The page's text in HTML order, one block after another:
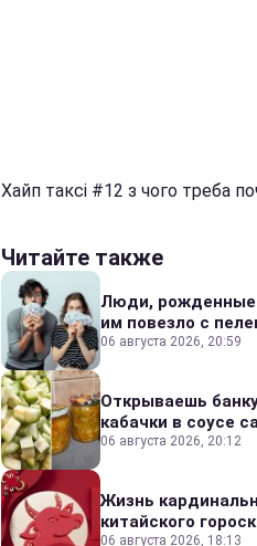
Хайп таксі #12 з чого треба
Читайте также
Люди, рожденные
им повезло с
06 августа 2026, 20:59
Открываешь
кабачки в соусе
06 августа 2026, 20:12
Жизнь
китайского
06 августа 2026, 18:13